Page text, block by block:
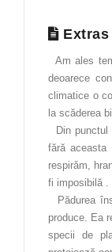
Limba
Limba italiană
Management
Managementul
Marketing
Materiale de
Mecanică
Extras
Am ales
deoarece
climatice o
la scăderea
Din punctul
fără
respirăm,
fi imposibilă .
Pădurea
produce. Ea
specii de